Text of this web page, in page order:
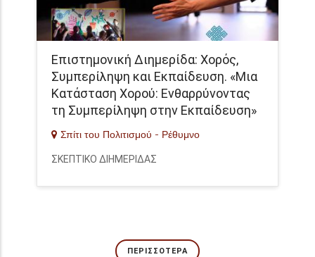
Επιστημονική Διημερίδα: Χορός,
Συμπερίληψη και Εκπαίδευση. «Μια
Κατάσταση Χορού: Ενθαρρύνοντας
τη Συμπερίληψη στην Εκπαίδευση»
Σπίτι του Πολιτισμού - Ρέθυμνο
ΣΚΕΠΤΙΚΟ ΔΙΗΜΕΡΙΔΑΣ
ΠΕΡΙΣΣΌΤΕΡΑ